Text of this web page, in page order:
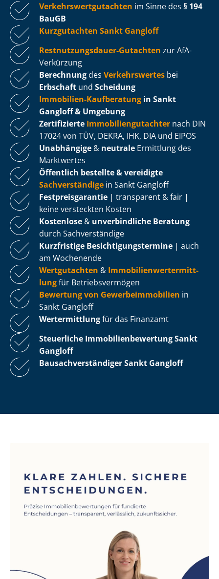
Ver­kehrs­wert­gut­ach­ten im Sinne des § 194
BauGB
Kurzgutachten Sankt Gangloff
Rest­nut­zungs­dau­er-Gutachten zur AfA-
Verkürzung
Berechnung des Verkehrswertes bei
Erbschaft und Scheidung
Immobilien-Kaufberatung in Sankt
Gangloff & Umgebung
Zertifizierte Im­mo­bi­li­en­gut­ach­ter nach DIN
17024 von TÜV, DEKRA, IHK, DIA und EIPOS
Unabhängige & neutrale Ermittlung des
Marktwertes
Öffentlich bestellte & vereidigte
Sachverständige in Sankt Gangloff
Fest­preis­ga­ran­tie | transparent & fair |
keine versteckten Kosten
Kostenlose & unverbindliche Beratung
durch Sachverständige
Kurzfristige Be­sich­ti­gungs­ter­mi­ne | auch
am Wochenende
Wertgutachten & Im­mo­bi­li­en­wert­ermitt­
lungfür Be­triebs­ver­mö­gen
Bewertung von Ge­wer­be­im­mo­bi­li­en in
Sankt Gangloff
Wertermittlungfür das Finanzamt
Steuerliche Im­mo­bi­li­en­be­wer­tungSankt
Gangloff
Bau­sach­ver­stän­di­ger Sankt Gangloff